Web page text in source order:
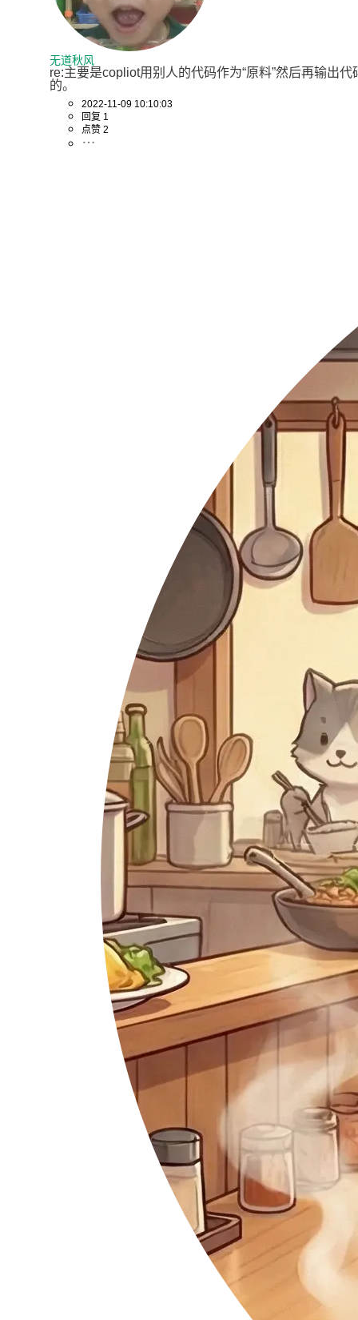
无道秋风
re:主要是copliot用别人的代码作为“原料”然后再输出
的。
2022-11-09 10:10:03
回复 1
点赞 2